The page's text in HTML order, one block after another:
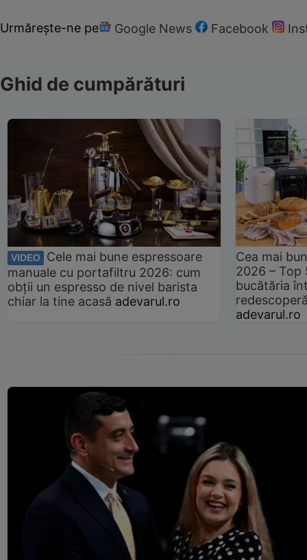
Urmărește-ne pe Google News Facebook
Ghid de cumpărături
VIDEO
Cele mai bune espressoare
manuale cu portafiltru 2026: cum
obții un espresso de nivel barista
chiar la tine acasă adevarul.ro
Cea mai
2026 –
bucătăria
adevarul.ro